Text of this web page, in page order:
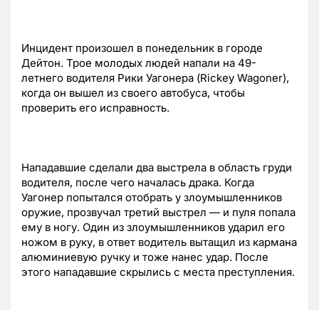
Инцидент произошел в понедельник в городе
Дейтон. Трое молодых людей напали на 49-
летнего водителя Рики Уагонера (Rickey Wagoner),
когда он вышел из своего автобуса, чтобы
проверить его исправность.
Нападавшие сделали два выстрела в область груди
водителя, после чего началась драка. Когда
Уагонер попытался отобрать у злоумышленников
оружие, прозвучал третий выстрел — и пуля попала
ему в ногу. Один из злоумышленников ударил его
ножом в руку, в ответ водитель вытащил из кармана
алюминиевую ручку и тоже нанес удар. После
этого нападавшие скрылись с места преступления.